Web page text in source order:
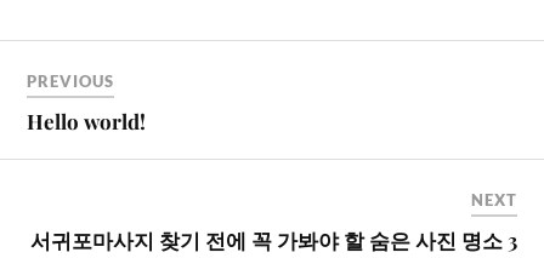
PREVIOUS
Hello world!
NEXT
서귀포마사지 찾기 전에 꼭 가봐야 할 숨은 사진 명소 3